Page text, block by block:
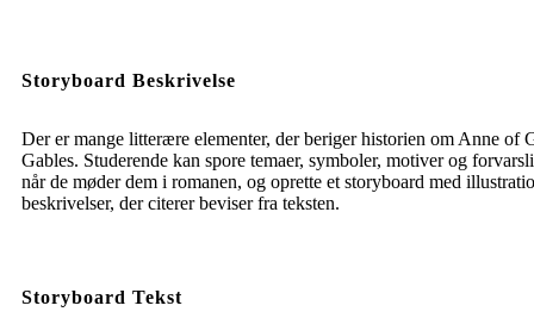
Storyboard Beskrivelse
Der er mange litterære elementer, der beriger historien om Anne of
Gables. Studerende kan spore temaer, symboler, motiver og
når de møder dem i romanen, og oprette et storyboard med
beskrivelser, der citerer beviser fra teksten.
Storyboard Tekst